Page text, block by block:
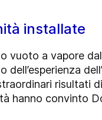
installate
vuoto a vapore
risultati
hanno convinto